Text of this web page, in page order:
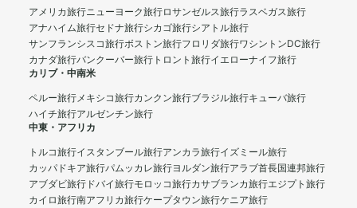
アメリカ旅行ニューヨーク旅行ロサンゼルス旅行ラスベガス旅行
アナハイム旅行セドナ旅行シカゴ旅行シアトル旅行
サンフランシスコ旅行ボストン旅行フロリダ旅行ワシントンDC旅行
カナダ旅行バンクーバー旅行 トロント旅行イエローナイフ旅行
カリブ・中南米
ペルー旅行メキシコ旅行カンクン旅行ブラジル旅行キューバ旅行
ハイチ旅行アルゼンチン旅行
中東・アフリカ
トルコ旅行イスタンブール旅行アンカラ旅行イズミール旅行
カッパドキア旅行パムッカレ旅行ヨルダン旅行アラブ首長国連邦旅行
アブダビ旅行 ドバイ旅行モロッコ旅行カサブランカ旅行エジプト旅行
カイロ旅行南アフリカ旅行ケープタウン旅行ケニア旅行